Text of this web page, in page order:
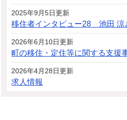
2025年9月5日更新
移住者インタビュー28 池田 涼
2026年6月10日更新
町の移住・定住等に関する支援
2026年4月28日更新
求人情報